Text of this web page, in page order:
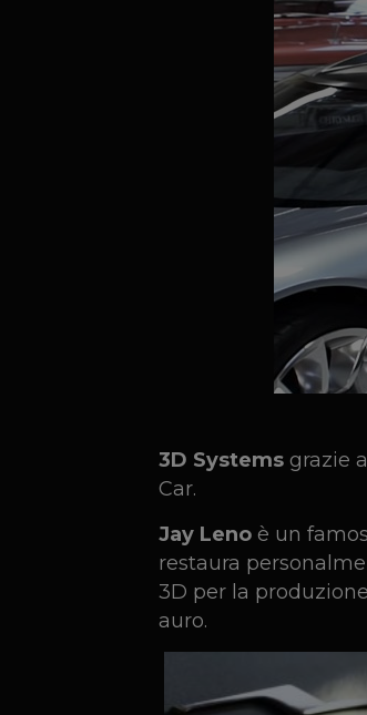
3D Systemsgrazie
Car.
Jay Lenoè un
restaura
3D per la
auro.